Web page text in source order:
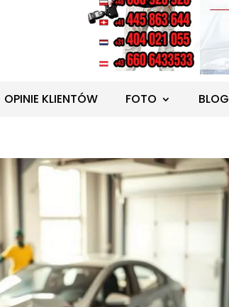
OPINIE KLIENTÓW FOTO BLOG